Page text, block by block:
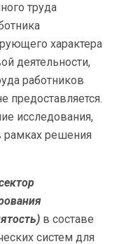
труда
характера
деятельности,
работников
предоставляется.
исследования,
рамках решения
в составе
систем для